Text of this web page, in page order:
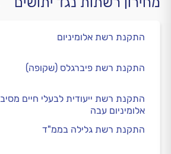
התקנת רשת אלומיניום
התקנת רשת פיברגלס (שקופה)
התקנת רשת ייעודית לבעלי חיים
אלומיניום עבה
התקנת רשת גלילה בממ"ד